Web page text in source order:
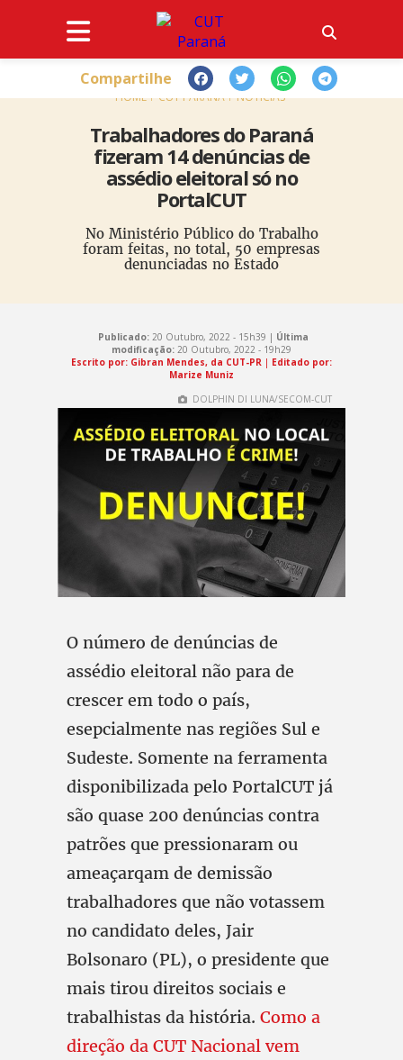
HOME CUT PARANÁ NOTÍCIAS
Trabalhadores do Paraná
fizeram 14 denúncias de
assédio eleitoral só no
PortalCUT
No Ministério Público do Trabalho
foram feitas, no total, 50 empresas
denunciadas no Estado
Compartilhe
Publicado:20 Outubro, 2022 - 15h39 | Última
modificação: 20 Outubro, 2022 - 19h29
Escrito por: Gibran Mendes, da CUT-PR | Editado por:
Marize Muniz
DOLPHIN DI LUNA/SECOM-CUT
O número de denúncias de
assédio eleitoral não para de
crescer em todo o país,
esepcialmente nas regiões Sul e
Sudeste. Somente na ferramenta
disponibilizada pelo PortalCUT já
são quase 200 denúncias contra
patrões que pressionaram ou
ameaçarqam de demissão
trabalhadores que não votassem
no candidato deles, Jair
Bolsonaro (PL), o presidente que
mais tirou direitos sociais e
trabalhistas da história. Como a
direção da CUT Nacional vem